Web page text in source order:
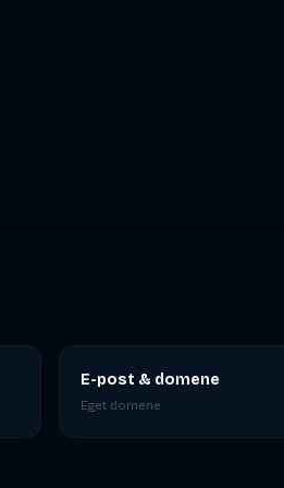
E-post & domene
Eget domene